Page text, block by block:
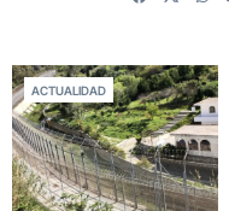
ACTUALIDAD